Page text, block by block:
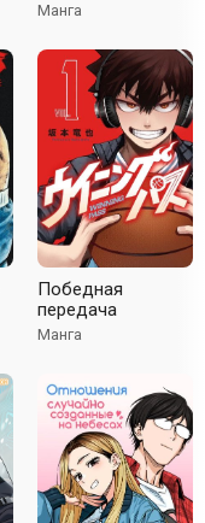
Манга
Победная
передача
Манга